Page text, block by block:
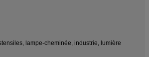
lampe-cheminée, industrie, lumière